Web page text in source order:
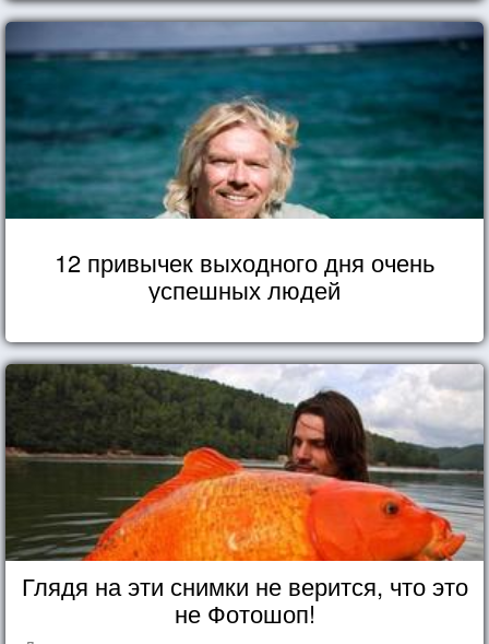
12 привычек выходного дня очень
успешных людей
Глядя на эти снимки не верится, что это
не Фотошоп!